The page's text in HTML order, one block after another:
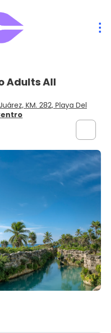
Adults All
KM. 282, Playa Del